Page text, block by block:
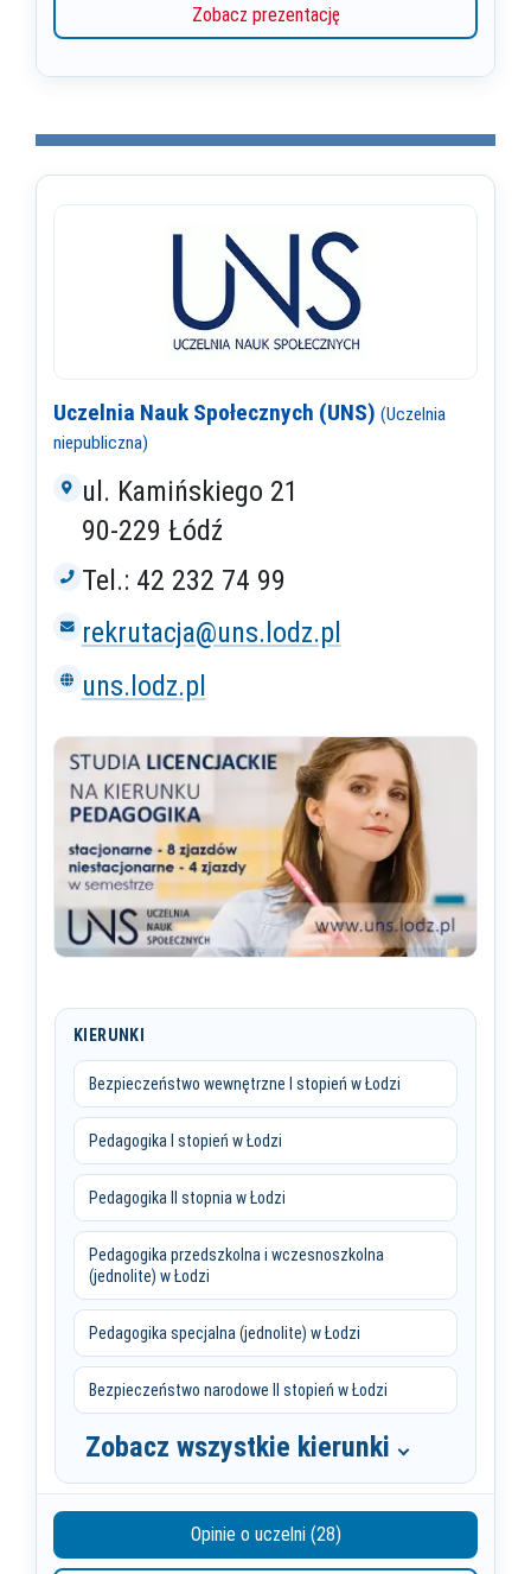
Zobacz prezentację
Uczelnia Nauk Społecznych (UNS) (Uczelnia
niepubliczna)
ul. Kamińskiego 21
90-229 Łódź
Tel.: 42 232 74 99
rekrutacja@uns.lodz.pl
uns.lodz.pl
KIERUNKI
Bezpieczeństwo wewnętrzne I stopień w Łodzi
Pedagogika I stopień w Łodzi
Pedagogika II stopnia w Łodzi
Pedagogika przedszkolna i wczesnoszkolna
(jednolite) w Łodzi
Pedagogika specjalna (jednolite) w Łodzi
Bezpieczeństwo narodowe II stopień w Łodzi
Zobacz wszystkie kierunki
Opinie o uczelni (28)